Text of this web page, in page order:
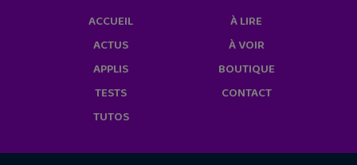
ACCUEIL
ACTUS
APPLIS
TESTS
TUTOS
À LIRE
À VOIR
BOUTIQUE
CONTACT